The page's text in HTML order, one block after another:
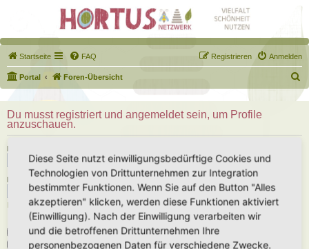
Startseite FAQ Anmelden
Registrieren
Portal Foren-Übersicht
u
Du musst registriert und angemeldet sein, um Profile
anzuschauen.
Benutzername:
Passwort:
Ich habe mein Passwort vergessen
Angemeldet bleiben
Meinen Online-Status während dieser Sitzung verbergen
Diese Seite nutzt einwilligungsbedürftige Cookies und
Technologien von Drittunternehmen zur Integration
bestimmter Funktionen. Wenn Sie auf den Button "Alles
akzeptieren" klicken, werden diese Funktionen aktiviert
(Einwilligung). Nach der Einwilligung verarbeiten wir
und die betroffenen Drittunternehmen Ihre
personenbezogenen Daten für verschiedene Zwecke.